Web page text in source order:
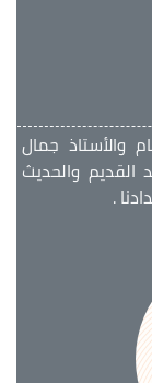
والأستاذ جمال
والحديث
.